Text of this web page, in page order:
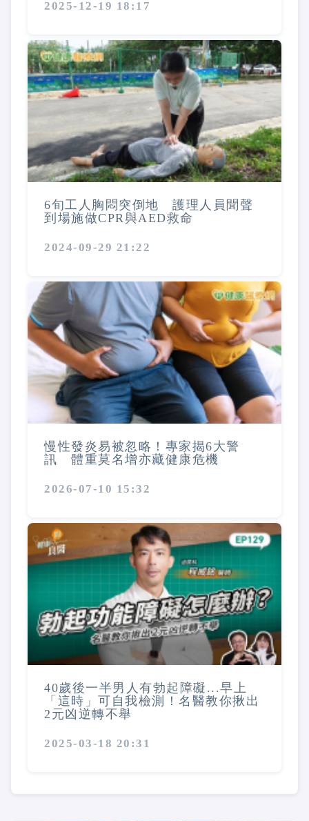
2025-12-19 18:17
6旬工人胸悶突倒地 護理人員聞聲
到場施做CPR與AED救命
2024-09-29 21:22
慢性發炎易被忽略！專家揭6大警
訊 體重莫名增亦藏健康危機
2026-07-10 15:32
40歲後一半男人有勃起障礙...早上
「這時」可自我檢測！名醫教你揪出
2元凶逆轉不舉
2025-03-18 20:31